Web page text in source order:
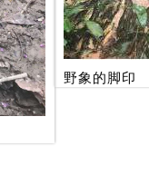
野象的脚印